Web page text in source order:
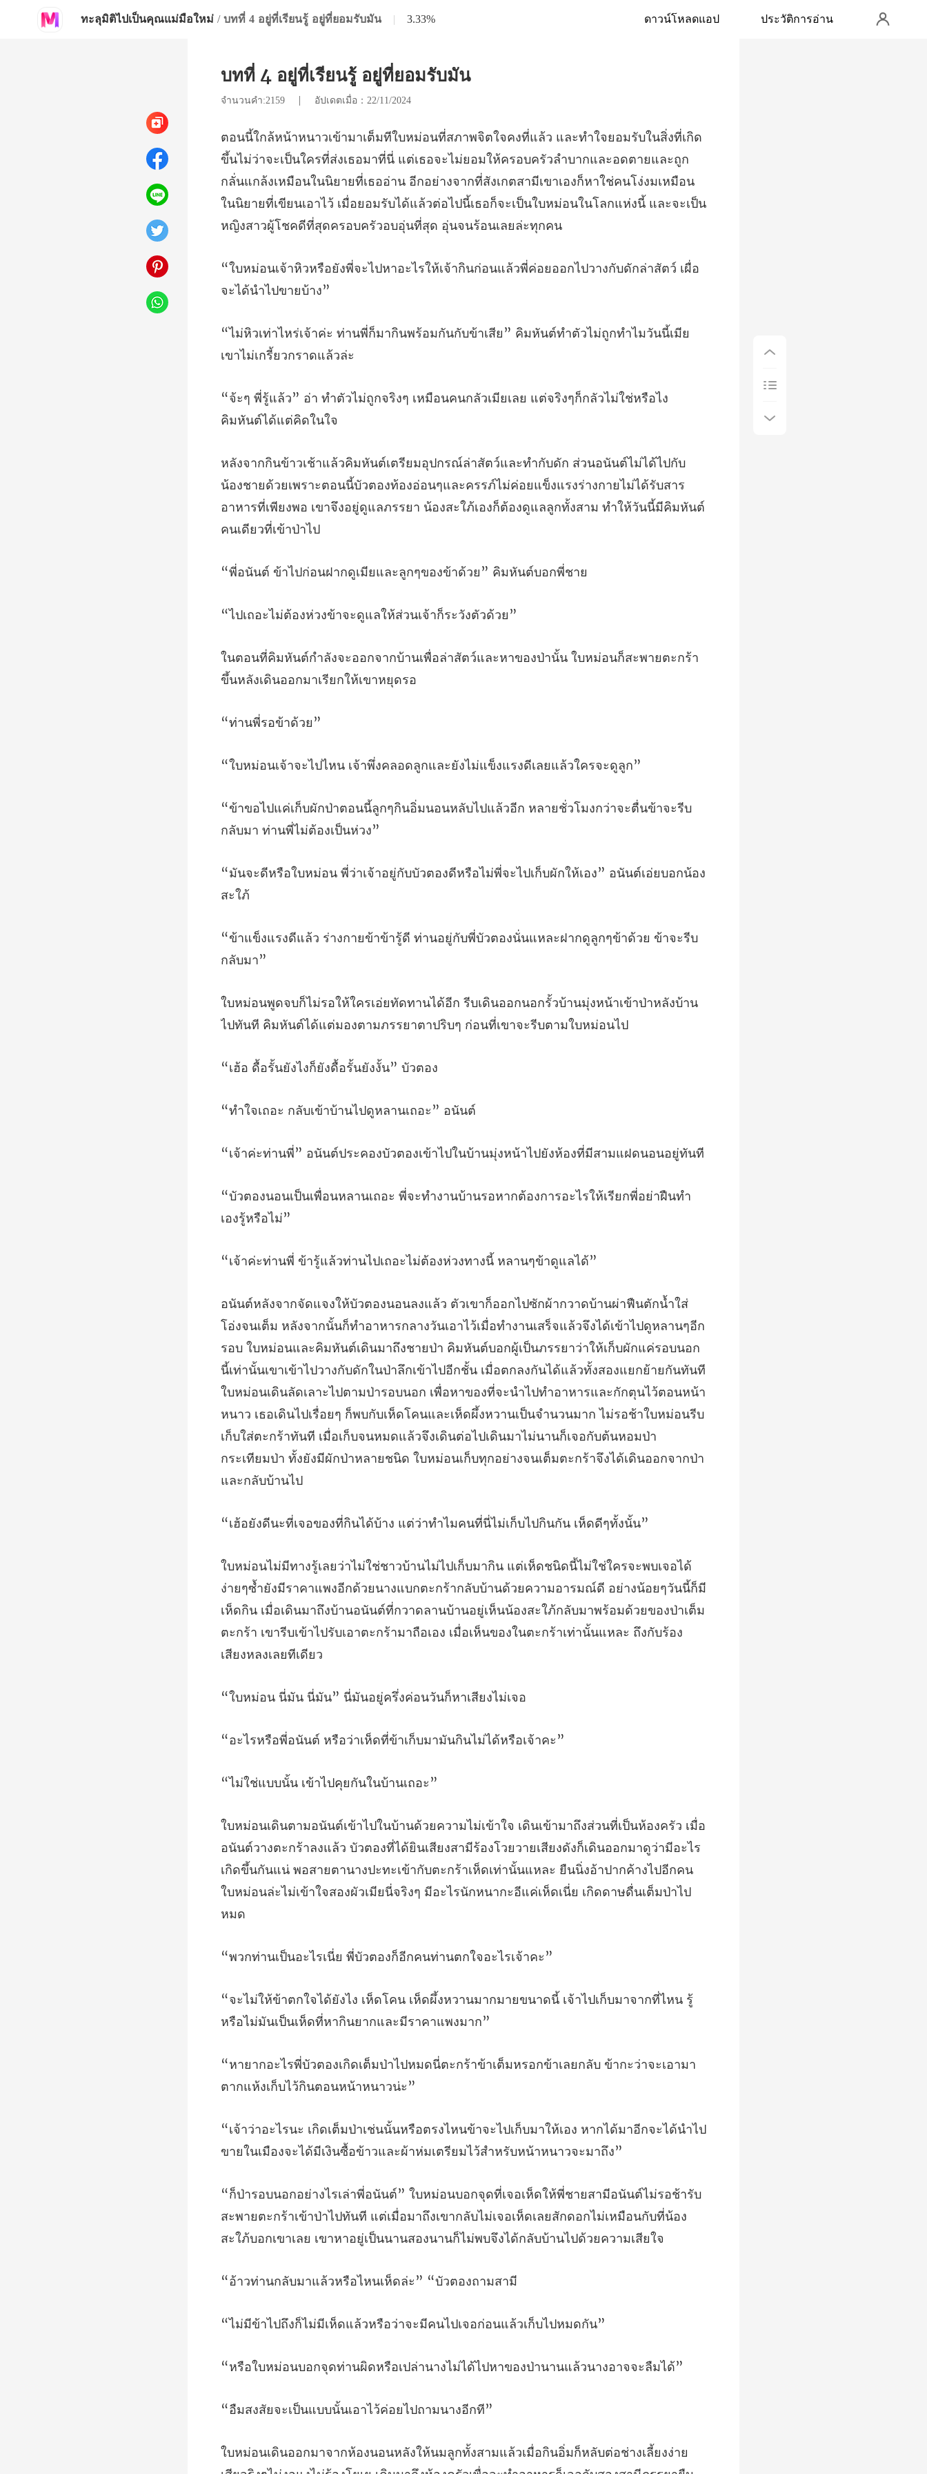
ทะลุมิติไปเป็นคุณแม่มือใหม่ / บทที่ 4 อยู่ที่เรียนรู้ อยู่ที่ยอมรับมัน | 3.33% ดาวน์โหลดแอป ประวัติการอ่าน
บทที่ 4 อยู่ที่เรียนรู้ อยู่ที่ยอมรับมัน
จำนวนคำ:2159 | อัปเดตเมื่อ：22/11/2024
ยอมให้ครอบครัวลำบากและอดตายและถูก
กลั่นแกล้งเหมือนในนิยายที่เธออ่าน อีกอย่างจากที่สังเกตสามีเขาเองก็หาใช่คนโง่งมเหมือน
ในนิยายที่เขียนเ
ให้เจ้ากินก่อนแล้วพี่ค่อยออกไปวางกั
ร้อมกันกับข้าเสีย” คิมหันต์ทำตัวไม่ถูก
ิงๆ เหมือนคนกลัวเมียเลย แต่จริงๆก็ก
ยด้วยเพราะตอนนี้บัวตองท้องอ่อนๆและครรภ์ไม่ค่อยแข็งแรงร่างกายไม่ได้รับสาร
อาหารที่เพียงพอ เข
ากดูเมียและลูกๆของข้า
งข้าจะดูแลให้ส่วน
ล่าสัตว์และหาของป่านั้น ใบหม่อนก็สะพาย
ี่รอข้
าพึ่งคลอดลูกและยังไม่แข
นอนหลับไปแล้วอีก หลายชั่วโมงกว่าจะตื่น
ู่กับบัวตองดีหรือไม่พี่จะไปเก็บผ
ู้ดี ท่านอยู่กับพี่บัวตองนั่นแหล
กนอกรั้วบ้านมุ่งหน้าเข้าป่าหลังบ้าน
ไปทันที คิมหันต์
ังไงก็ยังดื้อรั
เข้าบ้านไปดูหล
บัวตองเข้าไปในบ้านมุ่งหน้าไปย
่จะทำงานบ้านรอหากต้องการอะไรให้
ล้วท่านไปเถอะไม่ต้องห่ว
ว่าให้เก็บผักแค่รอบนอก
นี้เท่านั้นเขาเข้าไปวางกับดักในป่าลึกเข้าไปอีกชั้น เมื่อตกลงกันได้แล้วทั้งสองแยกย้ายกันทันที
ใบหม่อนเดินลัดเลาะไปตามป่ารอบนอก เพื่อหาของที่จะนำไปทำอาหารและกักตุนไว้ตอนหน้า
หนาว เธอเดินไปเรื่อยๆ ก็พบกับเห็ด
ด้บ้าง แต่ว่าทำไมคนที่นี่ไม่
ะกร้ากลับบ้านด้วยความอารมณ์ดี อย่างน้อยๆวันนี้ก็มี
เห็ดกิน เมื่อเดินมาถึงบ้านอนันต์ที่กวาดลานบ้านอยู่เห็นน้องสะใภ้กลับมา
ัน” นี่มันอยู่ครึ่งค
ือว่าเห็ดที่ข้าเก็บมา
้น เข้าไปคุย
ที่ได้ยินเสียงสามีร้องโวยวายเสียงดังก็เดินออกมาดูว่ามีอะไร
เกิดขึ้นกันแน่ พอสายตานางปะทะเข้ากับตะกร้าเห็ดเท่านั้นแหละ
่ย พี่บัวตองก็อีกคน
านมากมายขนาดนี้ เจ้าไปเก็บมาจากที่ไหน รู้
หร
่ตะกร้าข้าเต็มหรอกข้าเลยกลับ ข้ากะว่า
เก็บมาให้เอง หากได้มาอีกจะได้นำไป
ขายในเมืองจะได้มีเ
ช้ารับ
สะพายตะกร้าเข้าป่าไปทันที แต่เมื่อมาถึงเขากลับไม่เจอเห็ดเลยสักดอกไม่เหมือนก
ล้วหรือไหนเห็ดล่
ห็ดแล้วหรือว่าจะมีคนไป
หรือเปล่านางไม่ได้ไปหาของ
แบบนั้นเอาไว้ค่
็หลับต่อช่างเลี้ยงง่าย